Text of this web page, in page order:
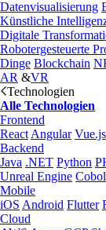
Datenvisualisierung
Künstliche
Digitale
Robotergesteuerte
Dinge Blockchain
AR &VR
Technologien
Alle Technologien
Frontend
React Angular Vue.js
Backend
Java .NET Python
Unreal Engine Cobol
Mobile
iOS Android Flutter
Cloud